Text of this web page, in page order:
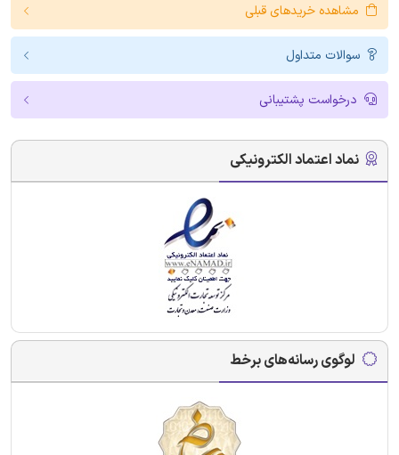
مشاهده خریدهای قبلی
سوالات متداول
درخواست پشتیبانی
نماد اعتماد الکترونیکی
لوگوی رسانه‌های برخط